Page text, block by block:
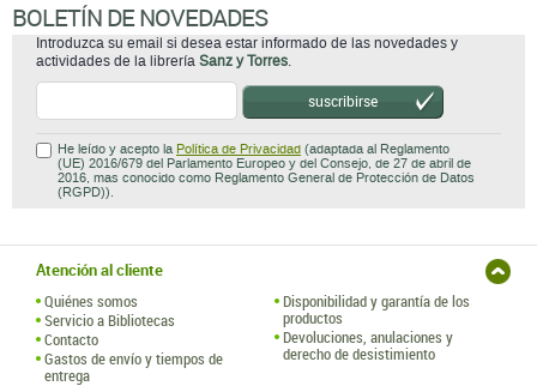
BOLETÍN DE NOVEDADES
Introduzca su email si desea estar informado de las novedades y
actividades de la librería Sanz y Torres.
suscribirse
He leído y acepto la Política de Privacidad (adaptada al Reglamento
(UE) 2016/679 del Parlamento Europeo y del Consejo, de 27 de abril de
2016, mas conocido como Reglamento General de Protección de Datos
(RGPD)).
Atención al cliente
Quiénes somos
Servicio a Bibliotecas
Contacto
Gastos de envío y tiempos de
entrega
Disponibilidad y garantía de los
productos
Devoluciones, anulaciones y
derecho de desistimiento